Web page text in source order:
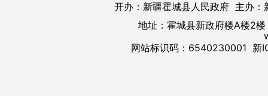
开办：新疆霍城县人民政府 主办
地址：霍城县新政府楼A楼
网站标识码：6540230001 新